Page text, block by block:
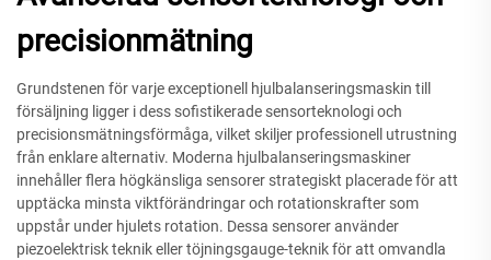
precisionmätning
Grundstenen för varje exceptionell hjulbalanseringsmaskin till
försäljning ligger i dess sofistikerade sensorteknologi och
precisionsmätningsförmåga, vilket skiljer professionell utrustning
från enklare alternativ. Moderna hjulbalanseringsmaskiner
innehåller flera högkänsliga sensorer strategiskt placerade för att
upptäcka minsta viktförändringar och rotationskrafter som
uppstår under hjulets rotation. Dessa sensorer använder
piezoelektrisk teknik eller töjningsgauge-teknik för att omvandla